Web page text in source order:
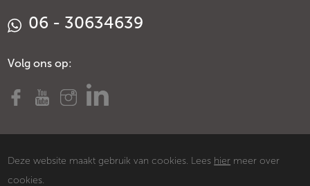
06 - 30634639
Volg ons op:
Deze website maakt gebruik van cookies. Lees hier meer over
cookies.